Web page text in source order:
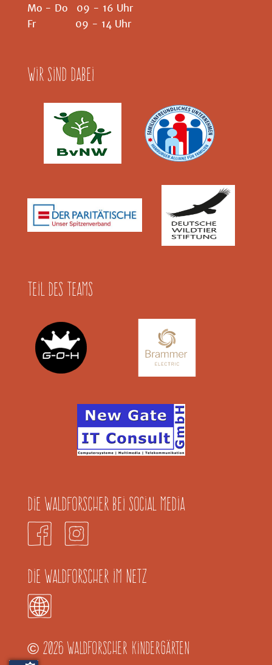
Mo - Do 09 - 16 Uhr
Fr 09 - 14 Uhr
Wir sind dabei
Teil des Teams
Die Waldforscher bei Social Media
Die Waldforscher im Netz
© 2026 Waldforscher Kindergärten